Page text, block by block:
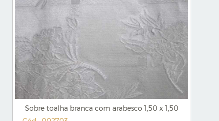
Sobre toalha branca com arabesco 1,50 x 1,50